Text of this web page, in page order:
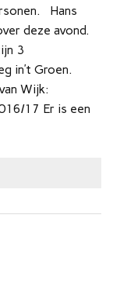
Hans
deze avond.
3
in’t Groen.
Wijk:
17 Er is een